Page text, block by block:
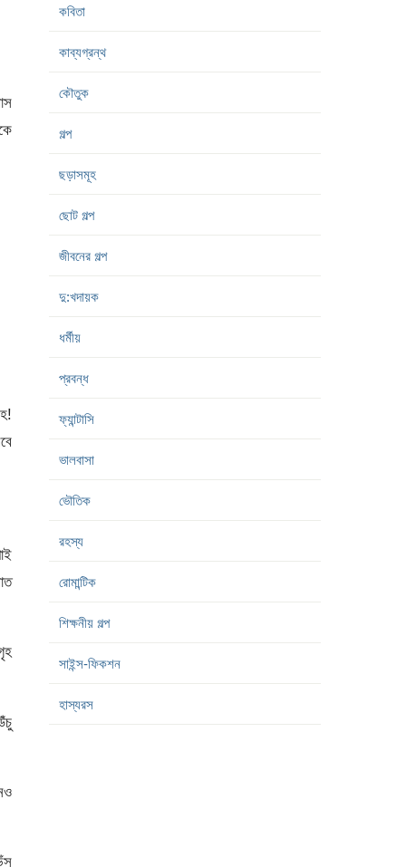
কবিতা
কাব্যগ্রন্থ
কৌতুক
গল্প
ছড়াসমূহ
ছোট গল্প
জীবনের গল্প
দু:খদায়ক
ধর্মীয়
প্রবন্ধ
ফ্যান্টাসি
ভালবাসা
ভৌতিক
রহস্য
রোমান্টিক
শিক্ষনীয় গল্প
সাইন্স-ফিকশন
হাস্যরস